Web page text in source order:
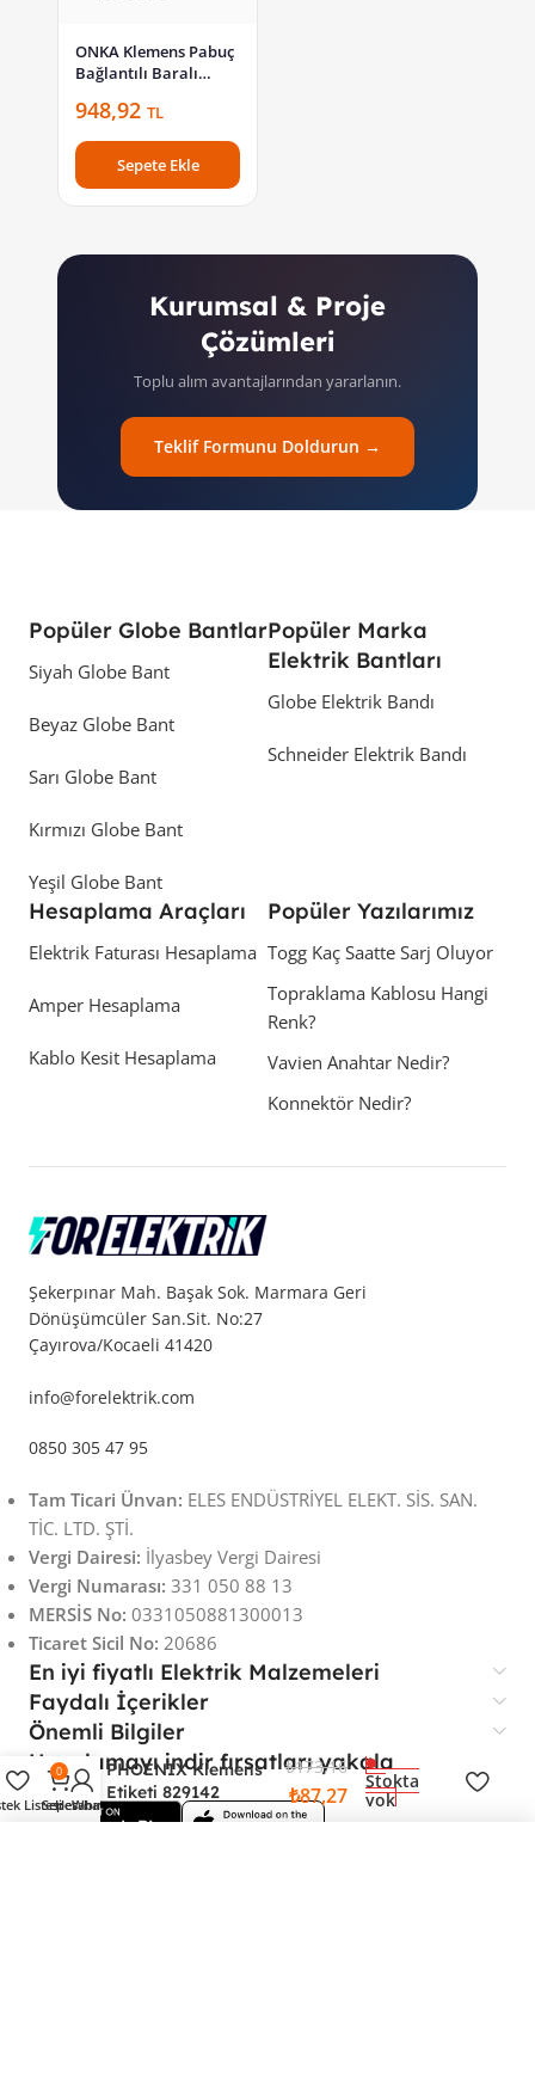
ONKA Klemens Pabuç
Bağlantılı Baralı
1030073
948,92 TL
Sepete Ekle
Kurumsal & Proje
Çözümleri
Toplu alım avantajlarından yararlanın.
Teklif Formunu Doldurun →
Popüler Globe Bantlar
Siyah Globe Bant
Beyaz Globe Bant
Sarı Globe Bant
Kırmızı Globe Bant
Yeşil Globe Bant
Popüler Marka
Elektrik Bantları
Globe Elektrik Bandı
Schneider Elektrik Bandı
Hesaplama Araçları
Elektrik Faturası Hesaplama
Amper Hesaplama
Kablo Kesit Hesaplama
Popüler Yazılarımız
Togg Kaç Saatte Sarj Oluyor
Topraklama Kablosu Hangi
Renk?
Vavien Anahtar Nedir?
Konnektör Nedir?
Şekerpınar Mah. Başak Sok. Marmara Geri
Dönüşümcüler San.Sit. No:27
Çayırova/Kocaeli 41420
info@forelektrik.com
0850 305 47 95
Tam Ticari Ünvan: ELES ENDÜSTRİYEL ELEKT. SİS. SAN.
TİC. LTD. ŞTİ.
Vergi Dairesi: İlyasbey Vergi Dairesi
Vergi Numarası: 331 050 88 13
MERSİS No: 0331050881300013
Ticaret Sicil No: 20686
En iyi fiyatlı Elektrik Malzemeleri
Faydalı İçerikler
Önemli Bilgiler
Uygulamayı indir fırsatları yakala
PHOENIX Klemens
Etiketi 829142
₺173,16
₺87,27
Stokta
yok
Listesi
0
Sepet
Hesabım
Whatsapp